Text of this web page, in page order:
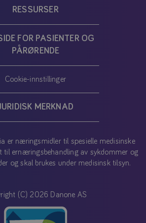
RESSURSER
FOR PASIENTER OG
PÅRØRENDE
Cookie-innstillinger
MERKNAD
er næringsmidler til spesielle medisinske
til ernæringsbehandling av sykdommer og
og skal brukes under medisinsk tilsyn.
(C) 2026 Danone AS